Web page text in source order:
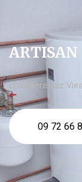
ARTISAN
chaudière gaz
09 72 66